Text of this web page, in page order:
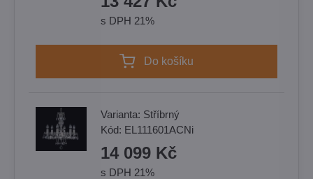
s DPH 21%
Do košíku
Varianta: Stříbrný
Kód: EL111601ACNi
14 099 Kč
s DPH 21%